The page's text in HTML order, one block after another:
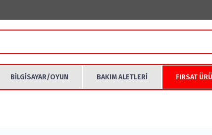
BİLGİSAYAR/OYUN BAKIM ALETLERİ FIRSAT